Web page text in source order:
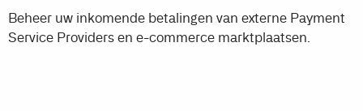
Beheer uw inkomende betalingen van externe Payment
Service Providers en e-commerce marktplaatsen.